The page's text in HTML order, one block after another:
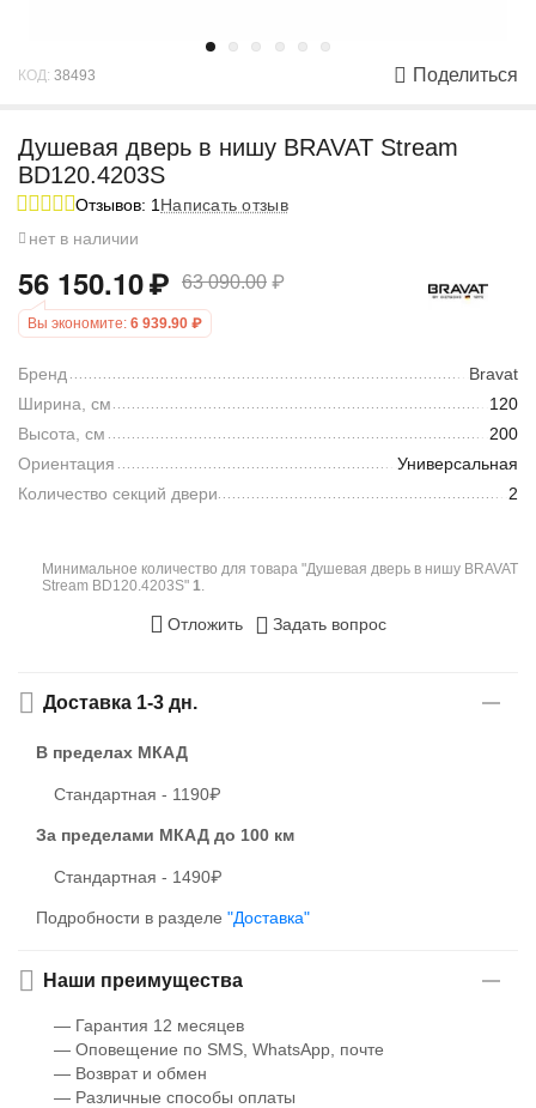
КОД: 38493 Поделиться
Душевая дверь в нишу BRAVAT Stream
BD120.4203S
Отзывов: 1 Написать отзыв
нет в наличии
56 150.10₽ 63 090.00 ₽
Вы экономите: 6 939.90 ₽
Бренд
Bravat
Ширина, см
120
Высота, см
200
Ориентация
Универсальная
Количество секций двери
2
Минимальное количество для товара "Душевая дверь в нишу BRAVAT
Stream BD120.4203S" 1.
Отложить Задать вопрос
Доставка 1-3 дн.
В пределах МКАД
Стандартная - 1190₽
За пределами МКАД до 100 км
Стандартная - 1490₽
Подробности в разделе "Доставка"
Наши преимущества
— Гарантия 12 месяцев
— Оповещение по SMS, WhatsApp, почте
— Возврат и обмен
— Различные способы оплаты